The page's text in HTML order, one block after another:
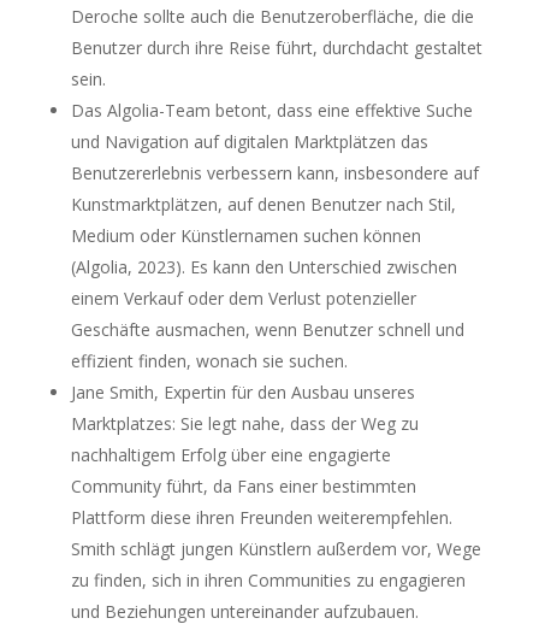
Deroche sollte auch die Benutzeroberfläche, die die
Benutzer durch ihre Reise führt, durchdacht gestaltet
sein.
Das Algolia-Team betont, dass eine effektive Suche
und Navigation auf digitalen Marktplätzen das
Benutzererlebnis verbessern kann, insbesondere auf
Kunstmarktplätzen, auf denen Benutzer nach Stil,
Medium oder Künstlernamen suchen können
(Algolia, 2023). Es kann den Unterschied zwischen
einem Verkauf oder dem Verlust potenzieller
Geschäfte ausmachen, wenn Benutzer schnell und
effizient finden, wonach sie suchen.
Jane Smith, Expertin für den Ausbau unseres
Marktplatzes: Sie legt nahe, dass der Weg zu
nachhaltigem Erfolg über eine engagierte
Community führt, da Fans einer bestimmten
Plattform diese ihren Freunden weiterempfehlen.
Smith schlägt jungen Künstlern außerdem vor, Wege
zu finden, sich in ihren Communities zu engagieren
und Beziehungen untereinander aufzubauen.